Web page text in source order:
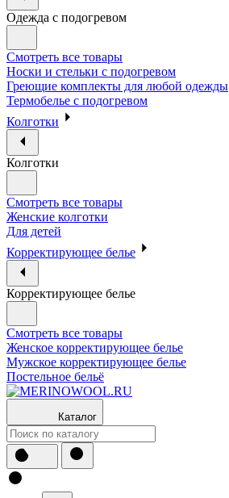
Одежда с подогревом
Смотреть все товары
Носки и стельки с подогревом
Греющие комплекты для любой одежды
Термобелье с подогревом
Колготки
Колготки
Смотреть все товары
Женские колготки
Для детей
Корректирующее белье
Корректирующее белье
Смотреть все товары
Женское корректирующее белье
Мужское корректирующее белье
Постельное бельё
Каталог